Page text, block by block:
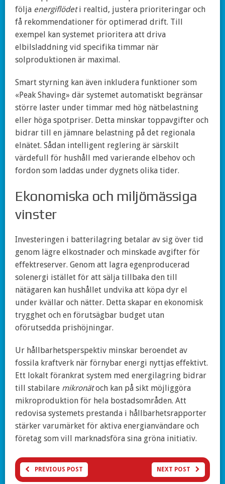
följa energiflödeti realtid, justera prioriteringar och
få rekommendationer för optimerad drift. Till
exempel kan systemet prioritera att driva
elbilsladdning vid specifika timmar när
solproduktionen är maximal.
Smart styrning kan även inkludera funktioner som
«Peak Shaving» där systemet automatiskt begränsar
större laster under timmar med hög nätbelastning
eller höga spotpriser. Detta minskar toppavgifter och
bidrar till en jämnare belastning på det regionala
elnätet. Sådan intelligent reglering är särskilt
värdefull för hushåll med varierande elbehov och
fordon som laddas under dygnets olika tider.
Ekonomiska och miljömässiga
vinster
Investeringen i batterilagring betalar av sig över tid
genom lägre elkostnader och minskade avgifter för
effektreserver. Genom att lagra egenproducerad
solenergi istället för att sälja tillbaka den till
nätägaren kan hushållet undvika att köpa dyr el
under kvällar och nätter. Detta skapar en ekonomisk
trygghet och en förutsägbar budget utan
oförutsedda prishöjningar.
Ur hållbarhetsperspektiv minskar beroendet av
fossila kraftverk när förnybar energi nyttjas effektivt.
Ett lokalt förankrat system med energilagring bidrar
till stabilare mikronätoch kan på sikt möjliggöra
mikroproduktion för hela bostadsområden. Att
redovisa systemets prestanda i hållbarhetsrapporter
stärker varumärket för aktiva energianvändare och
företag som vill marknadsföra sina gröna initiativ.
PREVIOUS POST NEXT POST